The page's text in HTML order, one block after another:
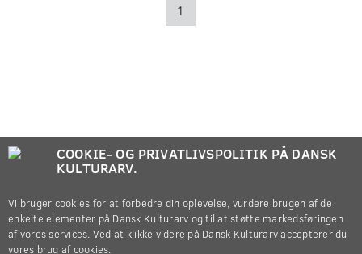
1
COOKIE- OG PRIVATLIVSPOLITIK PÅ DANSK
KULTURARV.
Vi bruger cookies for at forbedre din oplevelse, vurdere brugen af de
enkelte elementer på Dansk Kulturarv og til at støtte markedsføringen
af vores services. Ved at klikke videre på Dansk Kulturarv accepterer du
vores brug af cookies.